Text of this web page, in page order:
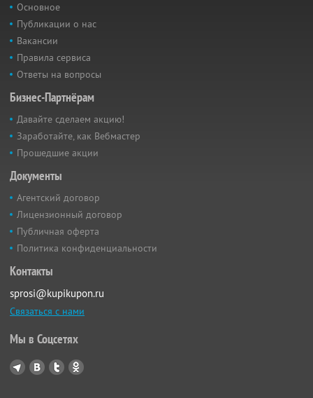
Основное
Публикации о нас
Вакансии
Правила сервиса
Ответы на вопросы
Бизнес-Партнёрам
Давайте сделаем акцию!
Заработайте, как Вебмастер
Прошедшие акции
Документы
Агентский договор
Лицензионный договор
Публичная оферта
Политика конфиденциальности
Контакты
sprosi@kupikupon.ru
Связаться с нами
Мы в Соцсетях